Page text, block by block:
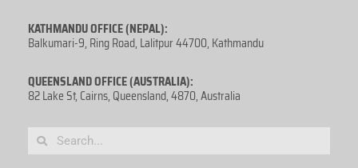
KATHMANDU OFFICE (NEPAL):
Balkumari-9, Ring Road, Lalitpur 44700, Kathmandu
QUEENSLAND OFFICE (AUSTRALIA):
82 Lake St, Cairns, Queensland, 4870, Australia